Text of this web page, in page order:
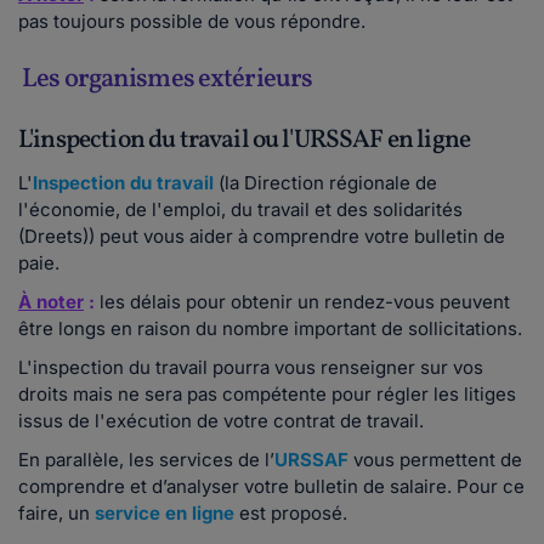
pas toujours possible de vous répondre.
Les organismes extérieurs
L'inspection du travail ou l'URSSAF en ligne
L'Inspection du travail (la Direction régionale de
l'économie, de l'emploi, du travail et des solidarités
(Dreets)) peut vous aider à comprendre votre bulletin de
paie.
À noter : les délais pour obtenir un rendez-vous peuvent
être longs en raison du nombre important de sollicitations.
L'inspection du travail pourra vous renseigner sur vos
droits mais ne sera pas compétente pour régler les litiges
issus de l'exécution de votre contrat de travail.
En parallèle, les services de l’URSSAF vous permettent de
comprendre et d’analyser votre bulletin de salaire. Pour ce
faire, un service en ligne est proposé.